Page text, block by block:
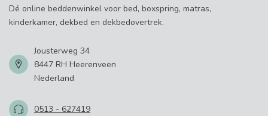
Dé online beddenwinkel voor bed, boxspring, matras,
kinderkamer, dekbed en dekbedovertrek.
Jousterweg 34
8447 RH Heerenveen
Nederland
0513 - 627419